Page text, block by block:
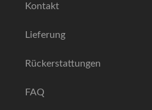
Kontakt
Lieferung
Rückerstattungen
FAQ